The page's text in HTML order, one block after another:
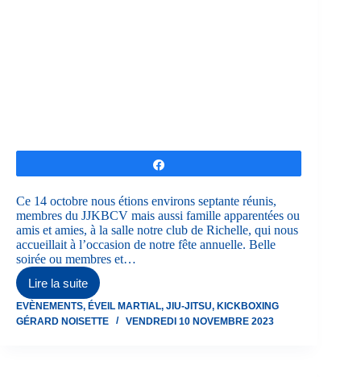
Ce 14 octobre nous étions environs septante réunis,
membres du JJKBCV mais aussi famille apparentées ou
amis et amies, à la salle notre club de Richelle, qui nous
accueillait à l’occasion de notre fête annuelle. Belle
soirée ou membres et…
Lire la suite
Fête
du
club
EVÈNEMENTS, ÉVEIL MARTIAL, JIU-JITSU, KICKBOXING
GÉRARD NOISETTE
VENDREDI 10 NOVEMBRE 2023